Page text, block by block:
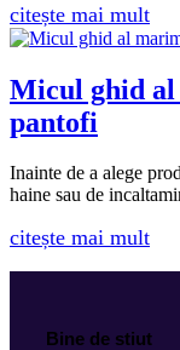
citește mai mult
Micul ghid
pantofi
Inainte de a alege
haine sau de
citește mai mult
Bine de stiut